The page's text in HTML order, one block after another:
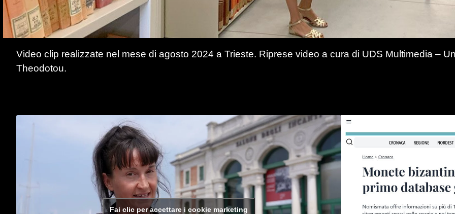
Video clip realizzate nel mese di agosto 2024 a Trieste. Riprese video a cura di UDS Multimedia –
Theodotou.
Fai clic per accettare i cookie marketing